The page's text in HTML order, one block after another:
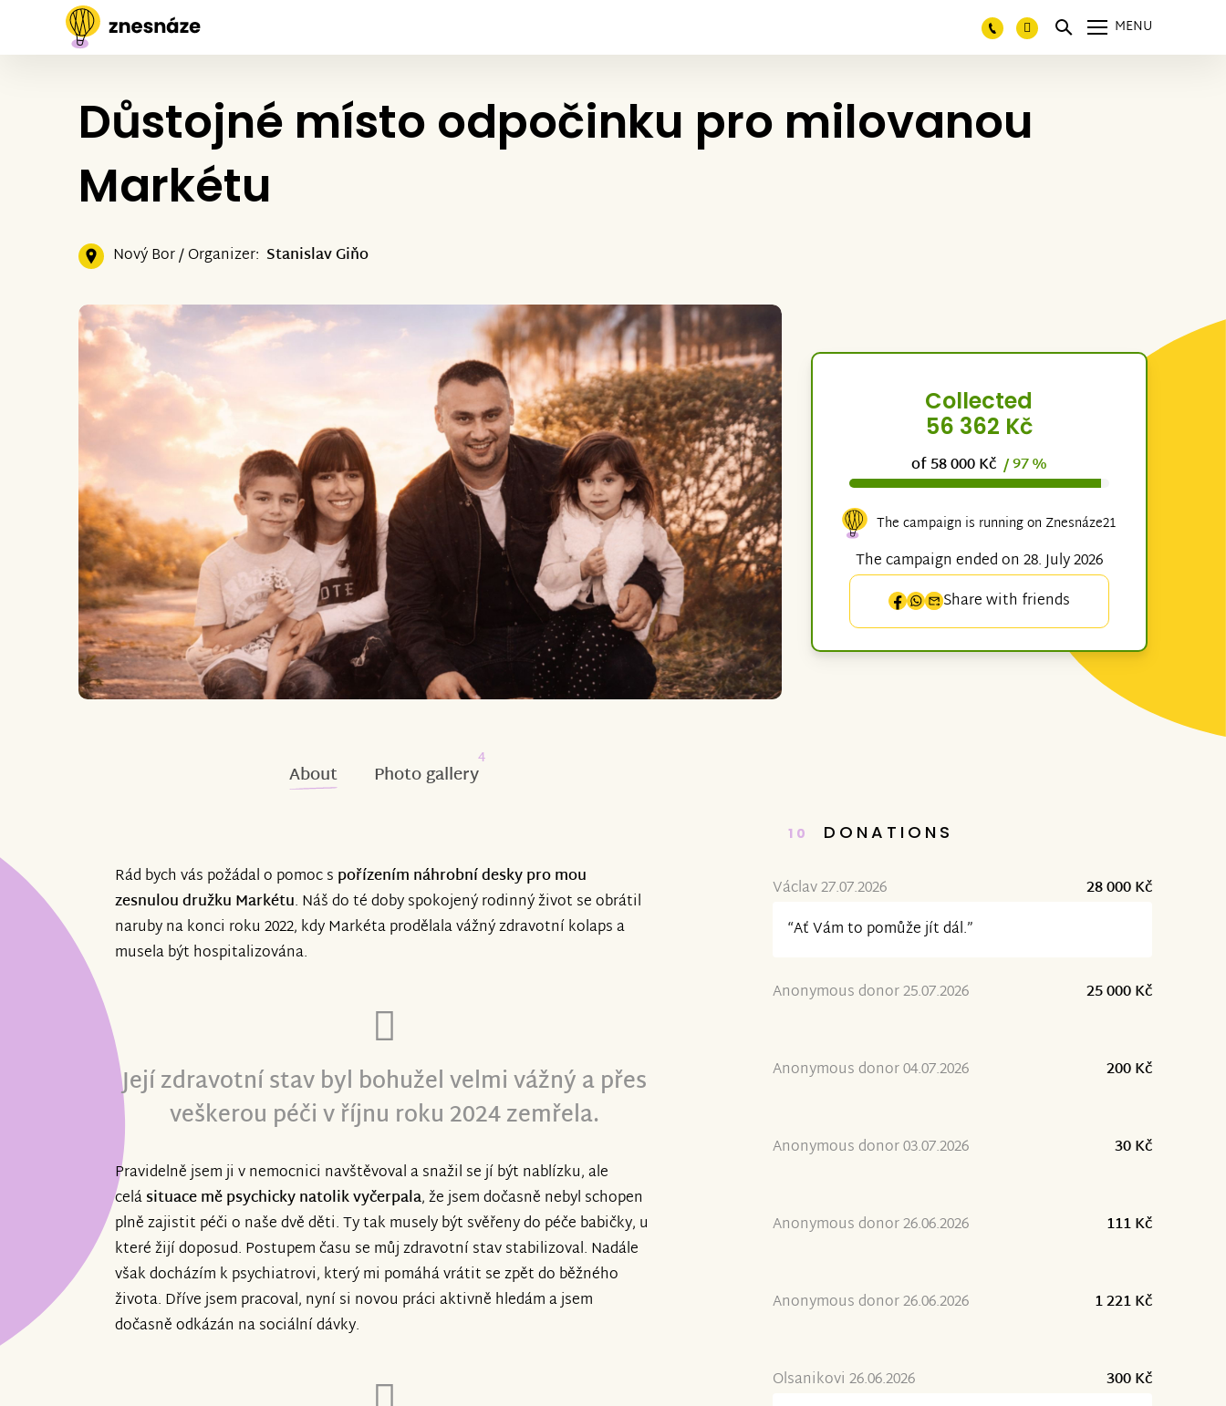
MENU
Důstojné místo odpočinku pro milovanou
Markétu
Nový Bor / Organizer: Stanislav Giňo
Collected
56 362 Kč
of 58 000 Kč/ 97 %
The campaign is running on Znesnáze21
The campaign ended on 28. July 2026
Share with friends
About Photo gallery
4
Rád bych vás požádal o pomoc s pořízením náhrobní desky pro mou
zesnulou družku Markétu. Náš do té doby spokojený rodinný život se obrátil
naruby na konci roku 2022, kdy Markéta prodělala vážný zdravotní kolaps a
musela být hospitalizována.
Její zdravotní stav byl bohužel velmi vážný a přes
veškerou péči v říjnu roku 2024 zemřela.
Pravidelně jsem ji v nemocnici navštěvoval a snažil se jí být nablízku, ale
celásituace mě psychicky natolik vyčerpala, že jsem dočasně nebyl schopen
plně zajistit péči o naše dvě děti. Ty tak musely být svěřeny do péče babičky, u
které žijí doposud. Postupem času se můj zdravotní stav stabilizoval. Nadále
však docházím k psychiatrovi, který mi pomáhá vrátit se zpět do běžného
života. Dříve jsem pracoval, nyní si novou práci aktivně hledám a jsem
dočasně odkázán na sociální dávky.
10 DONATIONS
Václav 27.07.2026
28 000 Kč
“Ať Vám to pomůže jít dál.”
Anonymous donor 25.07.2026 25 000 Kč
Anonymous donor 04.07.2026 200 Kč
Anonymous donor 03.07.2026 30 Kč
Anonymous donor 26.06.2026 111 Kč
Anonymous donor 26.06.2026 1 221 Kč
Olsanikovi 26.06.2026
300 Kč